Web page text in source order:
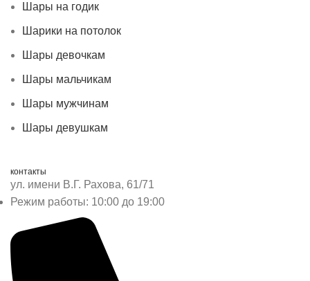
Шары на годик
Шарики на потолок
Шары девочкам
Шары мальчикам
Шары мужчинам
Шары девушкам
контакты
ул. имени В.Г. Рахова, 61/71
Режим работы: 10:00 до 19:00